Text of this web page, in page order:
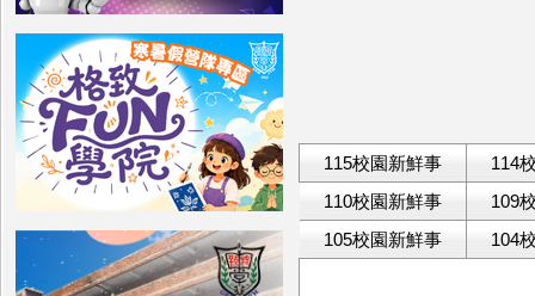
115校園新鮮事
114
110校園新鮮事
109
105校園新鮮事
104